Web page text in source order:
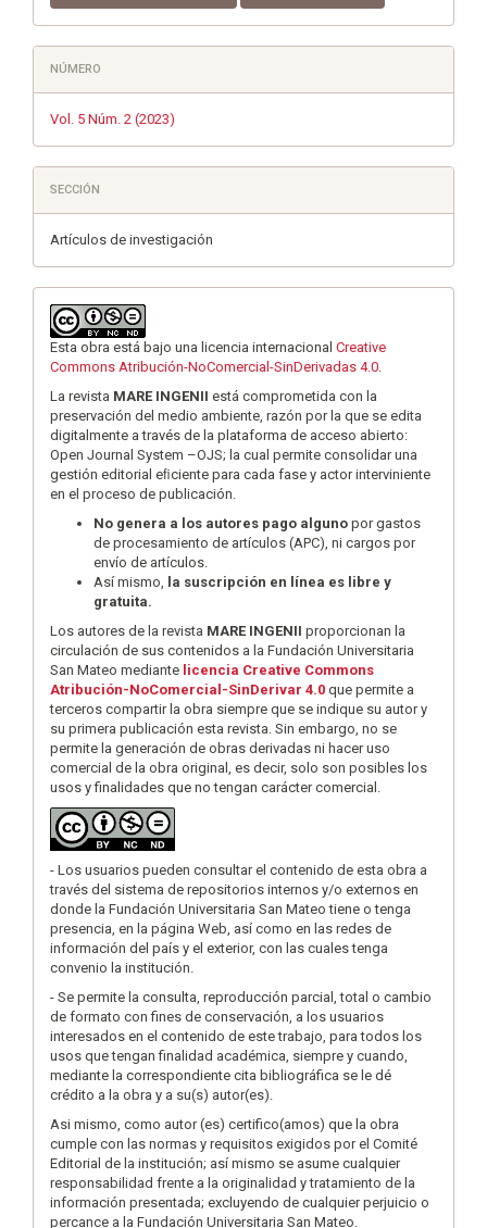
NÚMERO
Vol. 5 Núm. 2 (2023)
SECCIÓN
Artículos de investigación
Esta obra está bajo una licencia internacional Creative
Commons Atribución-NoComercial-SinDerivadas 4.0.
La revista MARE INGENII está comprometida con la
preservación del medio ambiente, razón por la que se edita
digitalmente a través de la plataforma de acceso abierto:
Open Journal System –OJS; la cual permite consolidar una
gestión editorial eﬁciente para cada fase y actor interviniente
en el proceso de publicación.
No genera a los autores pago alguno por gastos
de procesamiento de artículos (APC), ni cargos por
envío de artículos.
Así mismo, la suscripción en línea es libre y
gratuita.
Los autores de la revista MARE INGENII proporcionan la
circulación de sus contenidos a la Fundación Universitaria
San Mateo mediante licencia Creative Commons
Atribución-NoComercial-SinDerivar 4.0 que permite a
terceros compartir la obra siempre que se indique su autor y
su primera publicación esta revista. Sin embargo, no se
permite la generación de obras derivadas ni hacer uso
comercial de la obra original, es decir, solo son posibles los
usos y finalidades que no tengan carácter comercial.
- Los usuarios pueden consultar el contenido de esta obra a
través del sistema de repositorios internos y/o externos en
donde la Fundación Universitaria San Mateo tiene o tenga
presencia, en la página Web, así como en las redes de
información del país y el exterior, con las cuales tenga
convenio la institución.
- Se permite la consulta, reproducción parcial, total o cambio
de formato con fines de conservación, a los usuarios
interesados en el contenido de este trabajo, para todos los
usos que tengan finalidad académica, siempre y cuando,
mediante la correspondiente cita bibliográfica se le dé
crédito a la obra y a su(s) autor(es).
Asi mismo, como autor (es) certifico(amos) que la obra
cumple con las normas y requisitos exigidos por el Comité
Editorial de la institución; así mismo se asume cualquier
responsabilidad frente a la originalidad y tratamiento de la
información presentada; excluyendo de cualquier perjuicio o
percance a la Fundación Universitaria San Mateo.